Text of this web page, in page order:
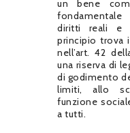
un bene
diritti reali e
principio trova
nell’art. 42
una riserva di
di godimento
limiti, allo
funzione
a tutti.